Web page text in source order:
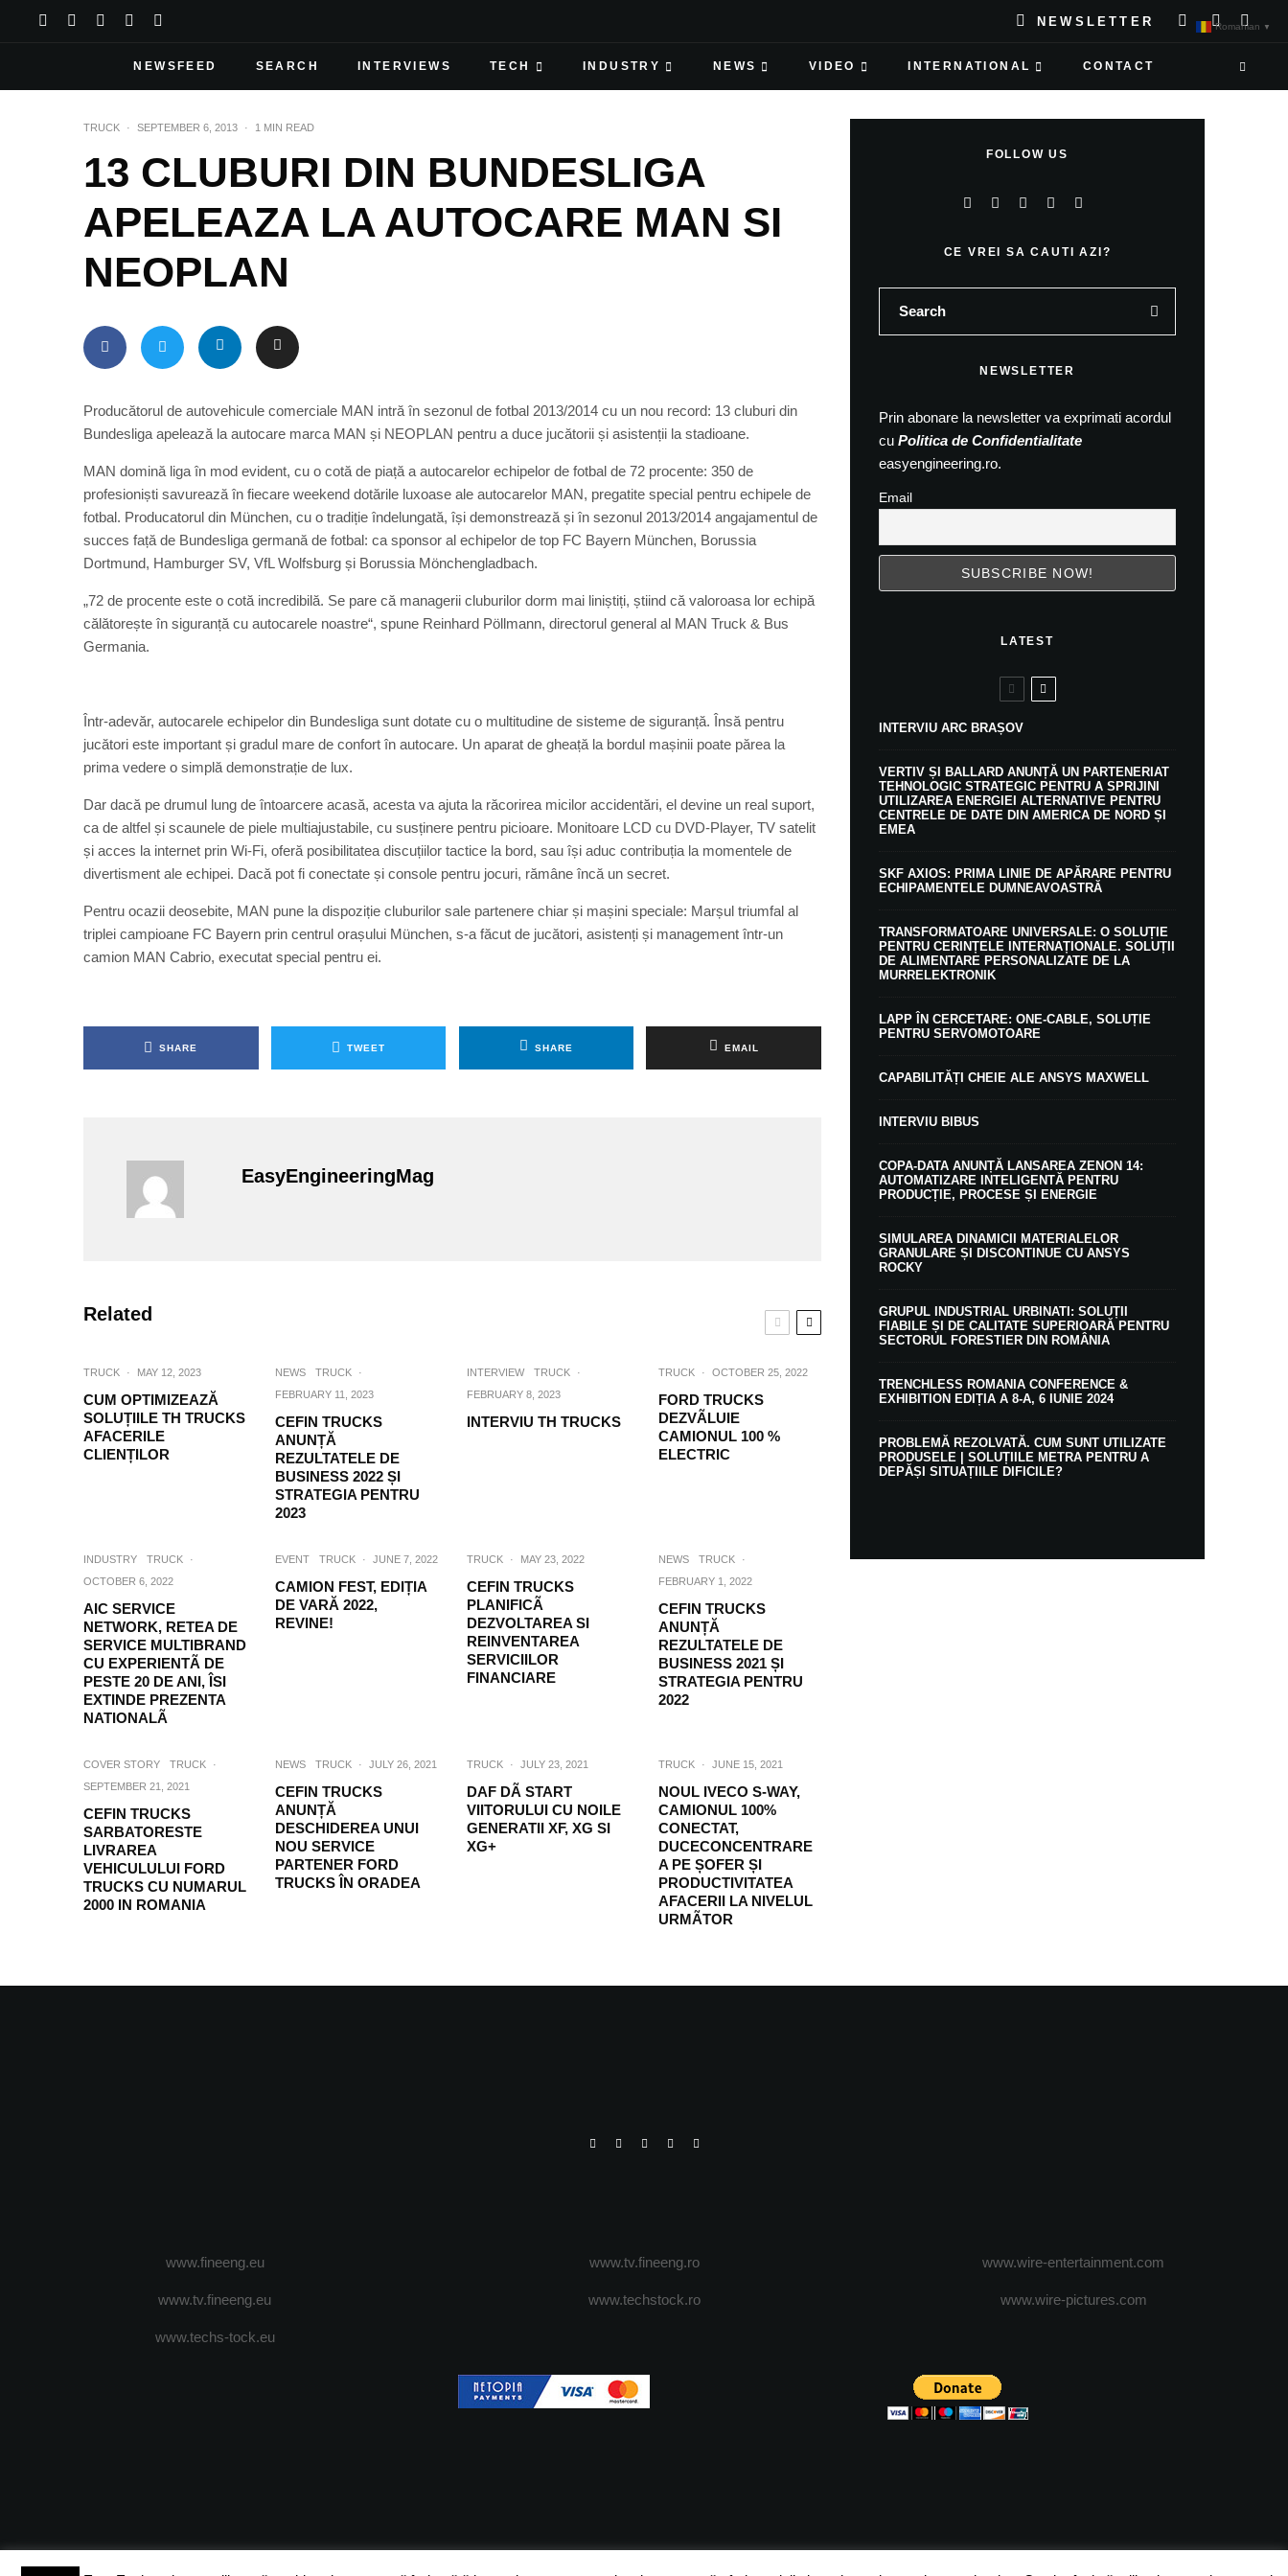
NEWSLETTER
NEWSFEED SEARCH INTERVIEWS TECH INDUSTRY NEWS VIDEO INTERNATIONAL CONTACT
TRUCK · SEPTEMBER 6, 2013 · 1 MIN READ
13 CLUBURI DIN BUNDESLIGA
APELEAZA LA AUTOCARE MAN SI
NEOPLAN
Producătorul de autovehicule comerciale MAN intră în sezonul de fotbal 2013/2014 cu un nou record: 13 cluburi din
Bundesliga apelează la autocare marca MAN și NEOPLAN pentru a duce jucătorii și asistenții la stadioane.
MAN domină liga în mod evident, cu o cotă de piață a autocarelor echipelor de fotbal de 72 procente: 350 de
profesioniști savurează în fiecare weekend dotările luxoase ale autocarelor MAN, pregatite special pentru echipele de
fotbal. Producatorul din München, cu o tradiție îndelungată, își demonstrează și în sezonul 2013/2014 angajamentul de
succes față de Bundesliga germană de fotbal: ca sponsor al echipelor de top FC Bayern München, Borussia
Dortmund, Hamburger SV, VfL Wolfsburg și Borussia Mönchengladbach.
„72 de procente este o cotă incredibilă. Se pare că managerii cluburilor dorm mai liniștiți, știind că valoroasa lor echipă
călătorește în siguranță cu autocarele noastre“, spune Reinhard Pöllmann, directorul general al MAN Truck & Bus
Germania.
Într-adevăr, autocarele echipelor din Bundesliga sunt dotate cu o multitudine de sisteme de siguranță. Însă pentru
jucători este important și gradul mare de confort în autocare. Un aparat de gheață la bordul mașinii poate părea la
prima vedere o simplă demonstrație de lux.
Dar dacă pe drumul lung de întoarcere acasă, acesta va ajuta la răcorirea micilor accidentări, el devine un real suport,
ca de altfel și scaunele de piele multiajustabile, cu susținere pentru picioare. Monitoare LCD cu DVD-Player, TV satelit
și acces la internet prin Wi-Fi, oferă posibilitatea discuțiilor tactice la bord, sau își aduc contribuția la momentele de
divertisment ale echipei. Dacă pot fi conectate și console pentru jocuri, rămâne încă un secret.
Pentru ocazii deosebite, MAN pune la dispoziție cluburilor sale partenere chiar și mașini speciale: Marșul triumfal al
triplei campioane FC Bayern prin centrul orașului München, s-a făcut de jucători, asistenți și management într-un
camion MAN Cabrio, executat special pentru ei.
SHARE TWEET SHARE EMAIL
EasyEngineeringMag
Related
TRUCK · MAY 12, 2023
CUM OPTIMIZEAZĂ
SOLUȚIILE TH TRUCKS
AFACERILE
CLIENȚILOR
NEWS TRUCK
·
FEBRUARY 11, 2023
CEFIN TRUCKS
ANUNȚĂ
REZULTATELE DE
BUSINESS 2022 ȘI
STRATEGIA PENTRU
2023
INTERVIEW TRUCK
·
FEBRUARY 8, 2023
INTERVIU TH TRUCKS
TRUCK · OCTOBER 25, 2022
FORD TRUCKS
DEZVÃLUIE
CAMIONUL 100 %
ELECTRIC
INDUSTRY TRUCK
·
OCTOBER 6, 2022
AIC SERVICE
NETWORK, RETEA DE
SERVICE MULTIBRAND
CU EXPERIENTÃ DE
PESTE 20 DE ANI, ÎSI
EXTINDE PREZENTA
NATIONALÃ
EVENT TRUCK · JUNE 7, 2022
CAMION FEST, EDIȚIA
DE VARĂ 2022,
REVINE!
TRUCK · MAY 23, 2022
CEFIN TRUCKS
PLANIFICÃ
DEZVOLTAREA SI
REINVENTAREA
SERVICIILOR
FINANCIARE
NEWS TRUCK
·
FEBRUARY 1, 2022
CEFIN TRUCKS
ANUNȚĂ
REZULTATELE DE
BUSINESS 2021 ȘI
STRATEGIA PENTRU
2022
COVER STORY TRUCK
·
SEPTEMBER 21, 2021
CEFIN TRUCKS
SARBATORESTE
LIVRAREA
VEHICULULUI FORD
TRUCKS CU NUMARUL
2000 IN ROMANIA
NEWS TRUCK · JULY 26, 2021
CEFIN TRUCKS
ANUNȚĂ
DESCHIDEREA UNUI
NOU SERVICE
PARTENER FORD
TRUCKS ÎN ORADEA
TRUCK · JULY 23, 2021
DAF DÃ START
VIITORULUI CU NOILE
GENERATII XF, XG SI
XG+
TRUCK · JUNE 15, 2021
NOUL IVECO S-WAY,
CAMIONUL 100%
CONECTAT,
DUCECONCENTRARE
A PE ȘOFER ȘI
PRODUCTIVITATEA
AFACERII LA NIVELUL
URMÃTOR
FOLLOW US
CE VREI SA CAUTI AZI?
NEWSLETTER
Prin abonare la newsletter va exprimati acordul
cu Politica de Confidentialitate
easyengineering.ro.
Email
LATEST
INTERVIU ARC BRAȘOV
VERTIV ȘI BALLARD ANUNȚĂ UN PARTENERIAT
TEHNOLOGIC STRATEGIC PENTRU A SPRIJINI
UTILIZAREA ENERGIEI ALTERNATIVE PENTRU
CENTRELE DE DATE DIN AMERICA DE NORD ȘI
EMEA
SKF AXIOS: PRIMA LINIE DE APĂRARE PENTRU
ECHIPAMENTELE DUMNEAVOASTRĂ
TRANSFORMATOARE UNIVERSALE: O SOLUȚIE
PENTRU CERINȚELE INTERNAȚIONALE. SOLUȚII
DE ALIMENTARE PERSONALIZATE DE LA
MURRELEKTRONIK
LAPP ÎN CERCETARE: ONE-CABLE, SOLUȚIE
PENTRU SERVOMOTOARE
CAPABILITĂȚI CHEIE ALE ANSYS MAXWELL
INTERVIU BIBUS
COPA-DATA ANUNȚĂ LANSAREA ZENON 14:
AUTOMATIZARE INTELIGENTĂ PENTRU
PRODUCȚIE, PROCESE ȘI ENERGIE
SIMULAREA DINAMICII MATERIALELOR
GRANULARE ȘI DISCONTINUE CU ANSYS
ROCKY
GRUPUL INDUSTRIAL URBINATI: SOLUȚII
FIABILE ȘI DE CALITATE SUPERIOARĂ PENTRU
SECTORUL FORESTIER DIN ROMÂNIA
TRENCHLESS ROMANIA CONFERENCE &
EXHIBITION EDIȚIA A 8-A, 6 IUNIE 2024
PROBLEMĂ REZOLVATĂ. CUM SUNT UTILIZATE
PRODUSELE | SOLUȚIILE METRA PENTRU A
DEPĂȘI SITUAȚIILE DIFICILE?
www.fineeng.eu
www.tv.fineeng.eu
www.techs-tock.eu
www.tv.fineeng.ro
www.techstock.ro
www.wire-entertainment.com
www.wire-pictures.com
Romanian ▼